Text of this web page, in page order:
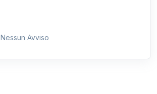
Nessun Avviso